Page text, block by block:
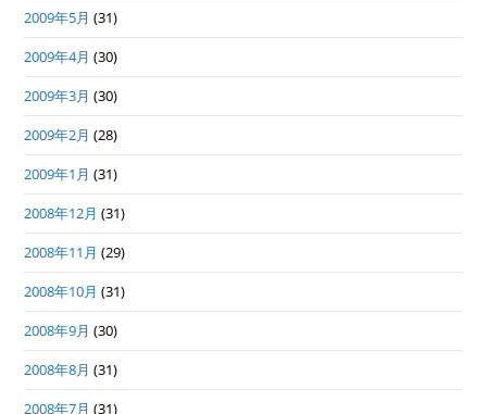
2009年5月 (31)
2009年4月 (30)
2009年3月 (30)
2009年2月 (28)
2009年1月 (31)
2008年12月 (31)
2008年11月 (29)
2008年10月 (31)
2008年9月 (30)
2008年8月 (31)
2008年7月 (31)